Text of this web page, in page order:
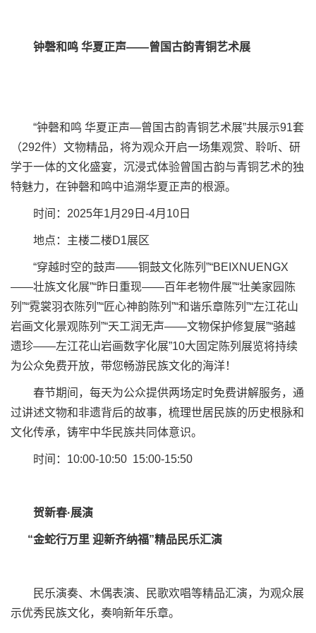
钟磬和鸣 华夏正声——曾国古韵青铜艺术展
“钟磬和鸣 华夏正声—曾国古韵青铜艺术展”共展示91套
（292件）文物精品，将为观众开启一场集观赏、聆听、研
学于一体的文化盛宴，沉浸式体验曾国古韵与青铜艺术的独
特魅力，在钟磬和鸣中追溯华夏正声的根源。
时间：2025年1月29日-4月10日
地点：主楼二楼D1展区
“穿越时空的鼓声——铜鼓文化陈列”“BEIXNUENGX
——壮族文化展”“昨日重现——百年老物件展”“壮美家园陈
列”“霓裳羽衣陈列”“匠心神韵陈列”“和谐乐章陈列”“左江花山
岩画文化景观陈列”“天工润无声——文物保护修复展”“骆越
遗珍——左江花山岩画数字化展”10大固定陈列展览将持续
为公众免费开放，带您畅游民族文化的海洋！
春节期间，每天为公众提供两场定时免费讲解服务，通
过讲述文物和非遗背后的故事，梳理世居民族的历史根脉和
文化传承，铸牢中华民族共同体意识。
时间：10:00-10:50 15:00-15:50
贺新春·展演
“金蛇行万里 迎新齐纳福”精品民乐汇演
民乐演奏、木偶表演、民歌欢唱等精品汇演，为观众展
示优秀民族文化，奏响新年乐章。